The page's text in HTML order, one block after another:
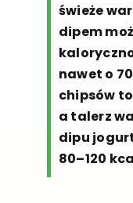
świeże
dipem
nawet o
chipsów
a talerz
dipu
80–120